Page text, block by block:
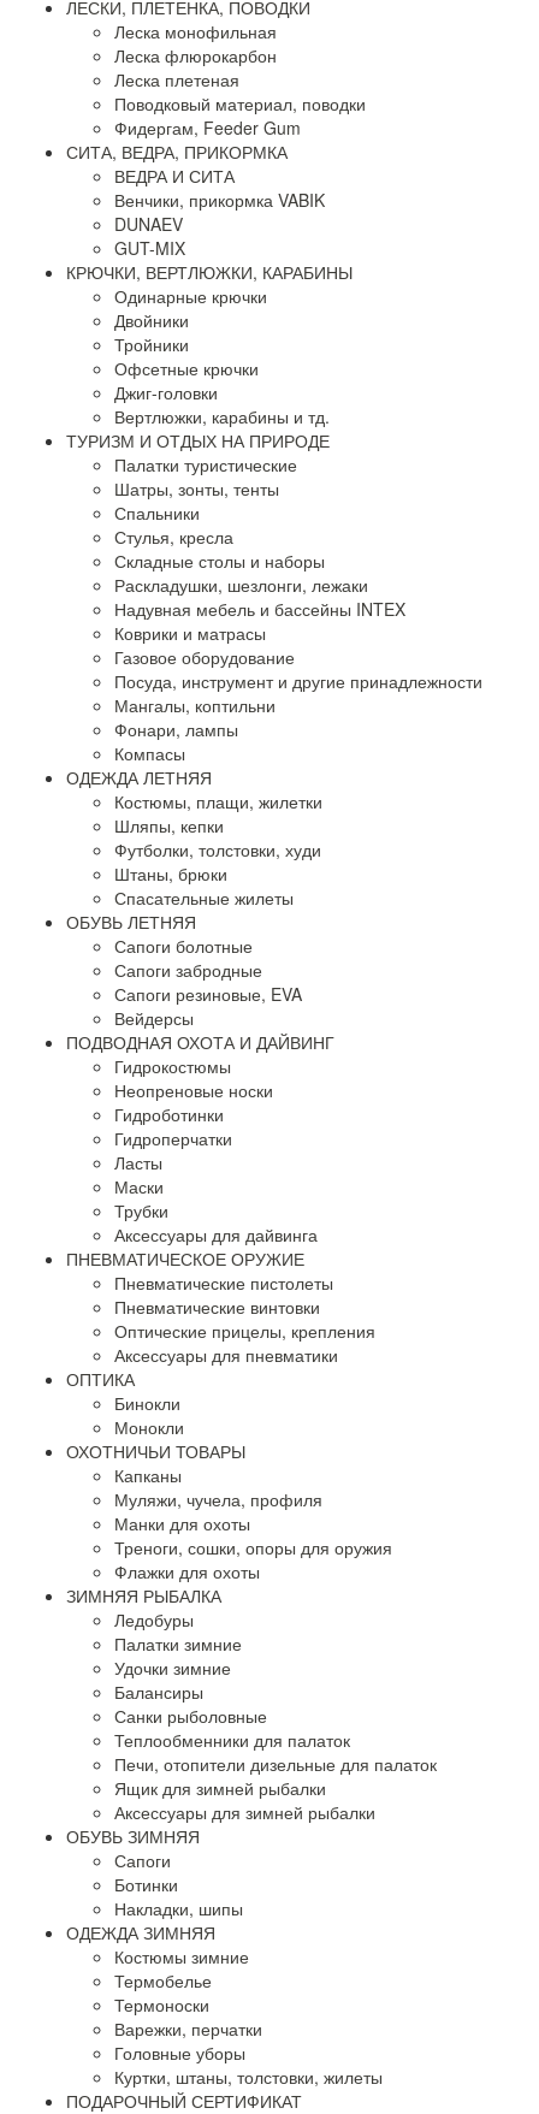
ЛЕСКИ, ПЛЕТЕНКА, ПОВОДКИ
Леска монофильная
Леска флюрокарбон
Леска плетеная
Поводковый материал, поводки
Фидергам, Feeder Gum
СИТА, ВЕДРА, ПРИКОРМКА
ВЕДРА И СИТА
Венчики, прикормка VABIK
DUNAEV
GUT-MIX
КРЮЧКИ, ВЕРТЛЮЖКИ, КАРАБИНЫ
Одинарные крючки
Двойники
Тройники
Офсетные крючки
Джиг-головки
Вертлюжки, карабины и тд.
ТУРИЗМ И ОТДЫХ НА ПРИРОДЕ
Палатки туристические
Шатры, зонты, тенты
Спальники
Стулья, кресла
Складные столы и наборы
Раскладушки, шезлонги, лежаки
Надувная мебель и бассейны INTEX
Коврики и матрасы
Газовое оборудование
Посуда, инструмент и другие принадлежности
Мангалы, коптильни
Фонари, лампы
Компасы
ОДЕЖДА ЛЕТНЯЯ
Костюмы, плащи, жилетки
Шляпы, кепки
Футболки, толстовки, худи
Штаны, брюки
Спасательные жилеты
ОБУВЬ ЛЕТНЯЯ
Сапоги болотные
Сапоги забродные
Сапоги резиновые, EVA
Вейдерсы
ПОДВОДНАЯ ОХОТА И ДАЙВИНГ
Гидрокостюмы
Неопреновые носки
Гидроботинки
Гидроперчатки
Ласты
Маски
Трубки
Аксессуары для дайвинга
ПНЕВМАТИЧЕСКОЕ ОРУЖИЕ
Пневматические пистолеты
Пневматические винтовки
Оптические прицелы, крепления
Аксессуары для пневматики
ОПТИКА
Бинокли
Монокли
ОХОТНИЧЬИ ТОВАРЫ
Капканы
Муляжи, чучела, профиля
Манки для охоты
Треноги, сошки, опоры для оружия
Флажки для охоты
ЗИМНЯЯ РЫБАЛКА
Ледобуры
Палатки зимние
Удочки зимние
Балансиры
Санки рыболовные
Теплообменники для палаток
Печи, отопители дизельные для палаток
Ящик для зимней рыбалки
Аксессуары для зимней рыбалки
ОБУВЬ ЗИМНЯЯ
Сапоги
Ботинки
Накладки, шипы
ОДЕЖДА ЗИМНЯЯ
Костюмы зимние
Термобелье
Термоноски
Варежки, перчатки
Головные уборы
Куртки, штаны, толстовки, жилеты
ПОДАРОЧНЫЙ СЕРТИФИКАТ